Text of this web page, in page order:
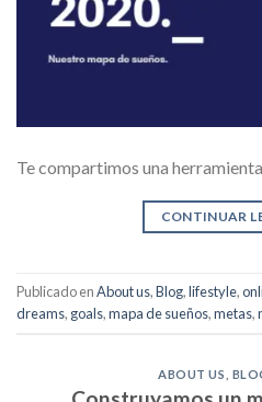
Te compartimos una
CONTINUAR
Publicado enAbout us,Blog,lifestyle,
dreams, goals,mapa de sueños,metas,
ABOUT US